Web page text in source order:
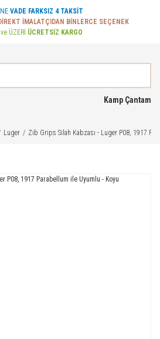
VADE FARKSIZ 4 TAKSİT
İMALATÇIDAN BİNLERCE SEÇENEK
ÜZERİ ÜCRETSİZ KARGO
Kamp Çantam
Luger Zib Grips Silah Kabzası - Luger P08, 1917